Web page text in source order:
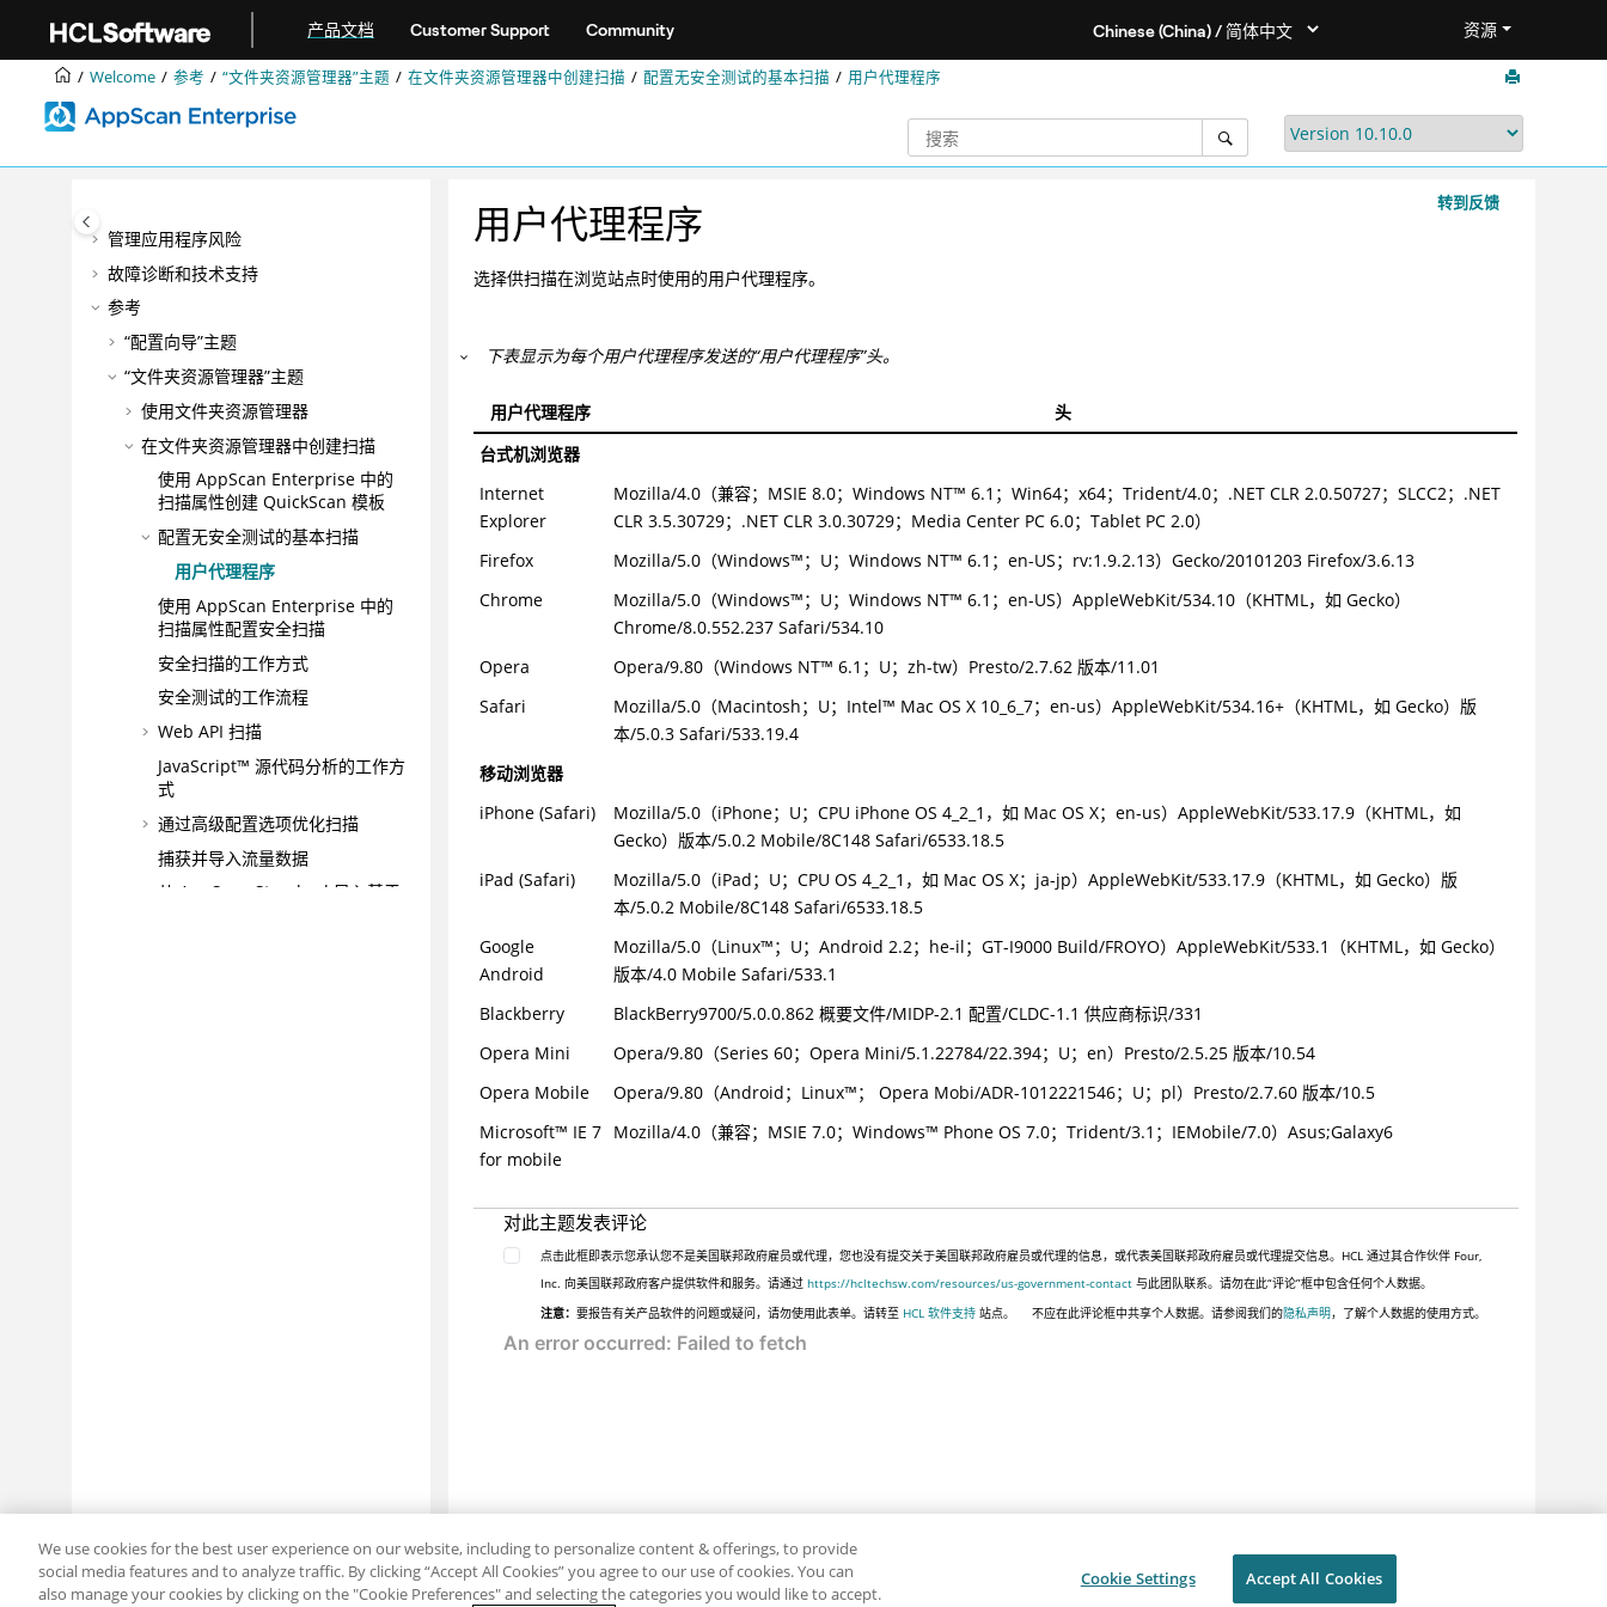
产品文档 Customer Support Community 资源
Welcome 参考 “文件夹资源管理器”主题 在文件夹资源管理器中创建扫描 配置无安全测试的基本扫描 用户代理程序
升级和迁移
集成
最佳实践
配置
管理应用程序风险
故障诊断和技术支持
参考
“配置向导”主题
“文件夹资源管理器”主题
使用文件夹资源管理器
在文件夹资源管理器中创建扫描
使用 AppScan Enterprise 中的
扫描属性创建 QuickScan 模板
配置无安全测试的基本扫描
用户代理程序
使用 AppScan Enterprise 中的
扫描属性配置安全扫描
安全扫描的工作方式
安全测试的工作流程
Web API 扫描
JavaScript™ 源代码分析的工作方
式
通过高级配置选项优化扫描
捕获并导入流量数据
从 AppScan Standard 导入基于
转到反馈
用户代理程序
选择供扫描在浏览站点时使用的用户代理程序。
下表显示为每个用户代理程序发送的“用户代理程序”头。
用户代理程序
头
台式机浏览器
Internet
Explorer
Mozilla/4.0（兼容；MSIE 8.0；Windows NT™ 6.1；Win64；x64；Trident/4.0；.NET CLR 2.0.50727；SLCC2；.NET
CLR 3.5.30729；.NET CLR 3.0.30729；Media Center PC 6.0；Tablet PC 2.0）
Firefox
Mozilla/5.0（Windows™；U；Windows NT™ 6.1；en-US；rv:1.9.2.13）Gecko/20101203 Firefox/3.6.13
Chrome
Mozilla/5.0（Windows™；U；Windows NT™ 6.1；en-US）AppleWebKit/534.10（KHTML，如 Gecko）
Chrome/8.0.552.237 Safari/534.10
Opera
Opera/9.80（Windows NT™ 6.1；U；zh-tw）Presto/2.7.62 版本/11.01
Safari
Mozilla/5.0（Macintosh；U； Intel™ Mac OS X 10_6_7；en-us）AppleWebKit/534.16+（KHTML，如 Gecko）版
本/5.0.3 Safari/533.19.4
移动浏览器
iPhone (Safari)
Mozilla/5.0（iPhone；U；CPU iPhone OS 4_2_1，如 Mac OS X；en-us）AppleWebKit/533.17.9（KHTML，如
Gecko）版本/5.0.2 Mobile/8C148 Safari/6533.18.5
iPad (Safari)
Mozilla/5.0（iPad；U；CPU OS 4_2_1，如 Mac OS X；ja-jp）AppleWebKit/533.17.9（KHTML，如 Gecko）版
本/5.0.2 Mobile/8C148 Safari/6533.18.5
Google
Android
Mozilla/5.0（Linux™；U；Android 2.2；he-il；GT-I9000 Build/FROYO）AppleWebKit/533.1（KHTML，如 Gecko）
版本/4.0 Mobile Safari/533.1
Blackberry
BlackBerry9700/5.0.0.862 概要文件/MIDP-2.1 配置/CLDC-1.1 供应商标识/331
Opera Mini
Opera/9.80（Series 60；Opera Mini/5.1.22784/22.394；U；en）Presto/2.5.25 版本/10.54
Opera Mobile
Opera/9.80（Android； Linux™； Opera Mobi/ADR-1012221546；U；pl）Presto/2.7.60 版本/10.5
Microsoft™ IE 7
for mobile
Mozilla/4.0（兼容；MSIE 7.0；Windows™ Phone OS 7.0；Trident/3.1；IEMobile/7.0）Asus;Galaxy6
对此主题发表评论
点击此框即表示您承认您不是美国联邦政府雇员或代理，您也没有提交关于美国联邦政府雇员或代理的信息，或代表美国联邦政府雇员或代理提交信息。HCL 通过其合作伙伴 Four,
Inc. 向美国联邦政府客户提供软件和服务。请通过https://hcltechsw.com/resources/us-government-contact 与此团队联系。请勿在此“评论”框中包含任何个人数据。
注意：要报告有关产品软件的问题或疑问，请勿使用此表单。请转至 HCL 软件支持 站点。 不应在此评论框中共享个人数据。请参阅我们的隐私声明，了解个人数据的使用方式。
We use cookies for the best user experience on our website, including to personalize content & offerings, to provide
social media features and to analyze traffic. By clicking “Accept All Cookies” you agree to our use of cookies. You can
also manage your cookies by clicking on the "Cookie Preferences" and selecting the categories you would like to accept.
Cookie Settings Accept All Cookies